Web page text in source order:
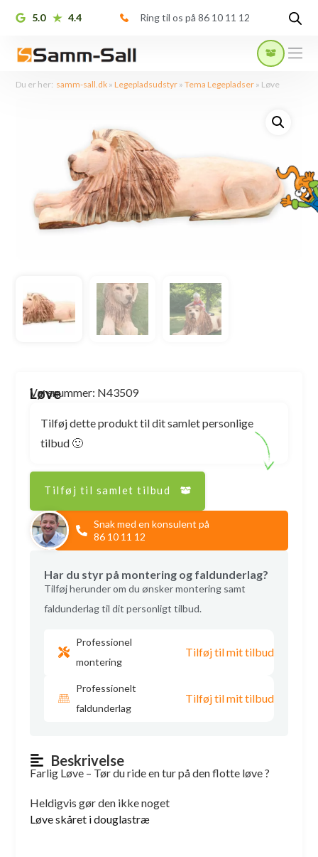
5.0 4.4 Ring til os på 86 10 11 12
Du er her: samm-sall.dk »Legepladsudstyr »Tema Legepladser » Løve
Løve
Varenummer: N43509
Tilføj dette produkt til dit samlet personlige
tilbud 🙂
Snak med en konsulent på
86 10 11 12
Tilføj til samlet tilbud
Har du styr på montering og faldunderlag?
Tilføj herunder om du ønsker montering samt
faldunderlag til dit personligt tilbud.
Professionel
montering
Tilføj til mit tilbud
Professionelt
faldunderlag
Tilføj til mit tilbud
Beskrivelse
Farlig Løve – Tør du ride en tur på den flotte løve ?
Heldigvis gør den ikke noget
Løve skåret i douglastræ